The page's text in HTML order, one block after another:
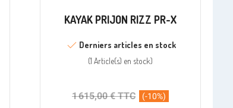
KAYAK PRIJON RIZZ PR-X
Derniers articles en stock
(1 Article(s) en stock)
1 615,00 € TTC (-10%)